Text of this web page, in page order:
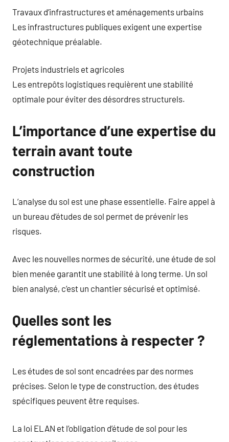
Travaux d’infrastructures et aménagements urbains
Les infrastructures publiques exigent une expertise
géotechnique préalable.
Projets industriels et agricoles
Les entrepôts logistiques requièrent une stabilité
optimale pour éviter des désordres structurels.
L’importance d’une expertise du
terrain avant toute
construction
L’analyse du sol est une phase essentielle. Faire appel à
un bureau d’études de sol permet de prévenir les
risques.
Avec les nouvelles normes de sécurité, une étude de sol
bien menée garantit une stabilité à long terme. Un sol
bien analysé, c’est un chantier sécurisé et optimisé.
Quelles sont les
réglementations à respecter ?
Les études de sol sont encadrées par des normes
précises. Selon le type de construction, des études
spécifiques peuvent être requises.
La loi ELAN et l’obligation d’étude de sol pour les